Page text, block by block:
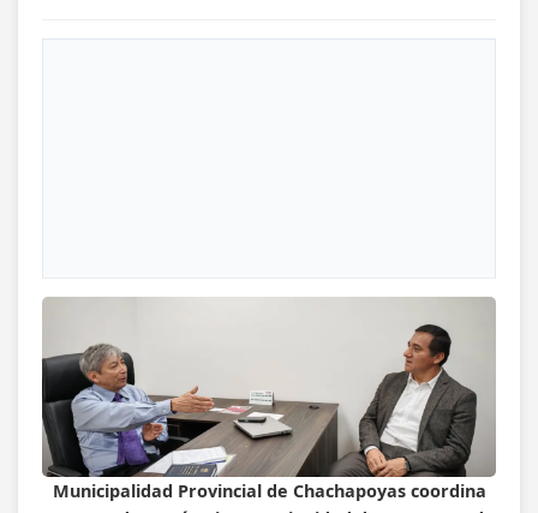
Municipalidad Provincial de Chachapoyas coordina